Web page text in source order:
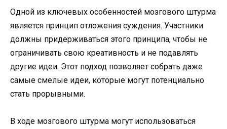
Одной из ключевых особенностей мозгового штурма
является принцип отложения суждения. Участники
должны придерживаться этого принципа, чтобы не
ограничивать свою креативность и не подавлять
другие идеи. Этот подход позволяет собрать даже
самые смелые идеи, которые могут потенциально
стать прорывными.
В ходе мозгового штурма могут использоваться